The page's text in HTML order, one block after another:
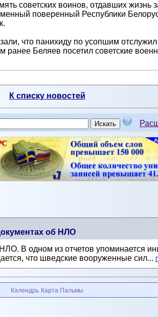
советских воинов, отдавших жизнь
поверенный Республики
что панихиду по усопшим
Беляев посетил советские
К списку новостей
об НЛО
В одном из отчетов упоминается
что шведские вооруженные сил...
Календрь Карта Пальмы